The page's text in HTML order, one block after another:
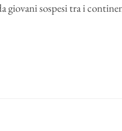
giovani sospesi tra i